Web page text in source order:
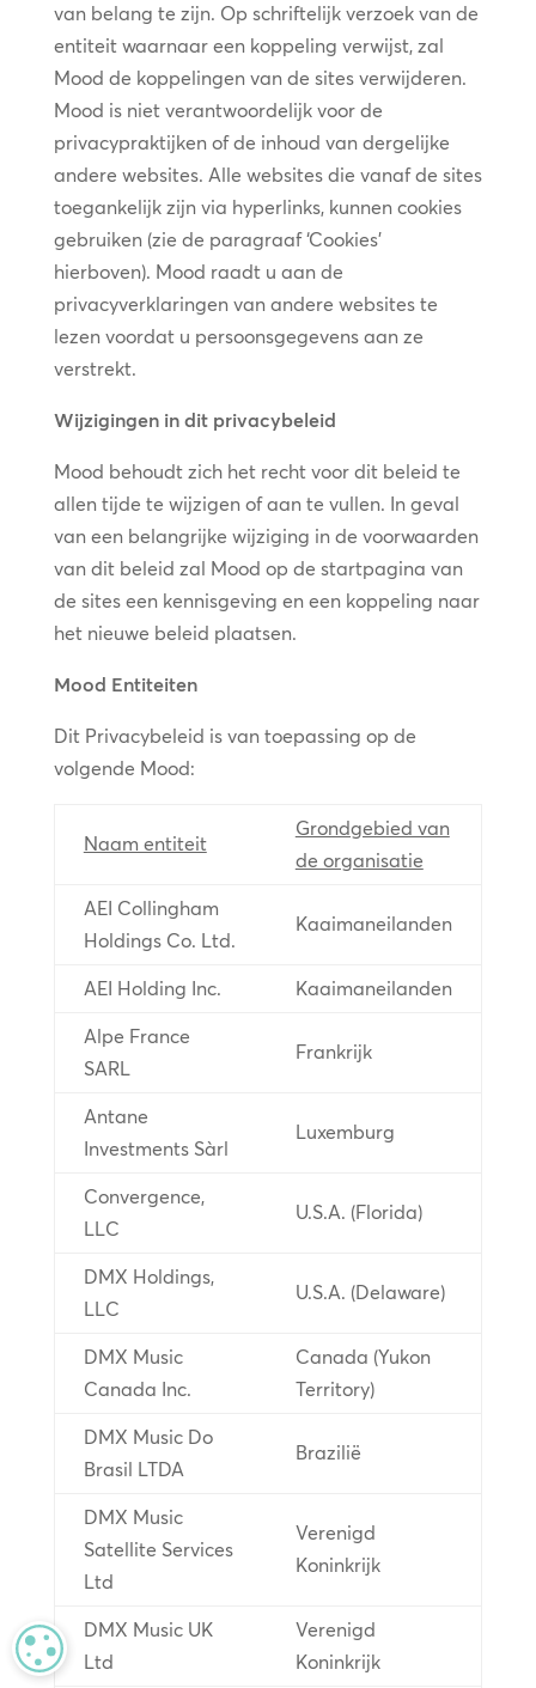
van belang te zijn. Op schriftelijk verzoek van de
entiteit waarnaar een koppeling verwijst, zal
Mood de koppelingen van de sites verwijderen.
Mood is niet verantwoordelijk voor de
privacypraktijken of de inhoud van dergelijke
andere websites. Alle websites die vanaf de sites
toegankelijk zijn via hyperlinks, kunnen cookies
gebruiken (zie de paragraaf ‘Cookies’
hierboven). Mood raadt u aan de
privacyverklaringen van andere websites te
lezen voordat u persoonsgegevens aan ze
verstrekt.
Wijzigingen in dit privacybeleid
Mood behoudt zich het recht voor dit beleid te
allen tijde te wijzigen of aan te vullen. In geval
van een belangrijke wijziging in de voorwaarden
van dit beleid zal Mood op de startpagina van
de sites een kennisgeving en een koppeling naar
het nieuwe beleid plaatsen.
Mood Entiteiten
Dit Privacybeleid is van toepassing op de
volgende Mood:
Naam entiteit
Grondgebied van
de organisatie
AEI Collingham
Holdings Co. Ltd.
Kaaimaneilanden
AEI Holding Inc.
Kaaimaneilanden
Alpe France
SARL
Frankrijk
Antane
Investments Sàrl
Luxemburg
Convergence,
LLC
U.S.A. (Florida)
DMX Holdings,
LLC
U.S.A. (Delaware)
DMX Music
Canada Inc.
Canada (Yukon
Territory)
DMX Music Do
Brasil LTDA
Brazilië
DMX Music
Satellite Services
Ltd
Verenigd
Koninkrijk
DMX Music UK
Ltd
Verenigd
Koninkrijk
MANAGE PRIVACY